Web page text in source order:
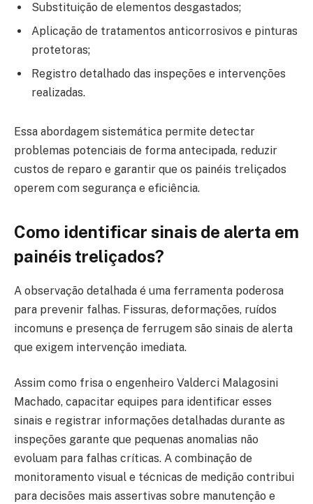
Substituição de elementos desgastados;
Aplicação de tratamentos anticorrosivos e pinturas
protetoras;
Registro detalhado das inspeções e intervenções
realizadas.
Essa abordagem sistemática permite detectar
problemas potenciais de forma antecipada, reduzir
custos de reparo e garantir que os painéis treliçados
operem com segurança e eficiência.
Como identificar sinais de alerta em
painéis treliçados?
A observação detalhada é uma ferramenta poderosa
para prevenir falhas. Fissuras, deformações, ruídos
incomuns e presença de ferrugem são sinais de alerta
que exigem intervenção imediata.
Assim como frisa o engenheiro Valderci Malagosini
Machado, capacitar equipes para identificar esses
sinais e registrar informações detalhadas durante as
inspeções garante que pequenas anomalias não
evoluam para falhas críticas. A combinação de
monitoramento visual e técnicas de medição contribui
para decisões mais assertivas sobre manutenção e